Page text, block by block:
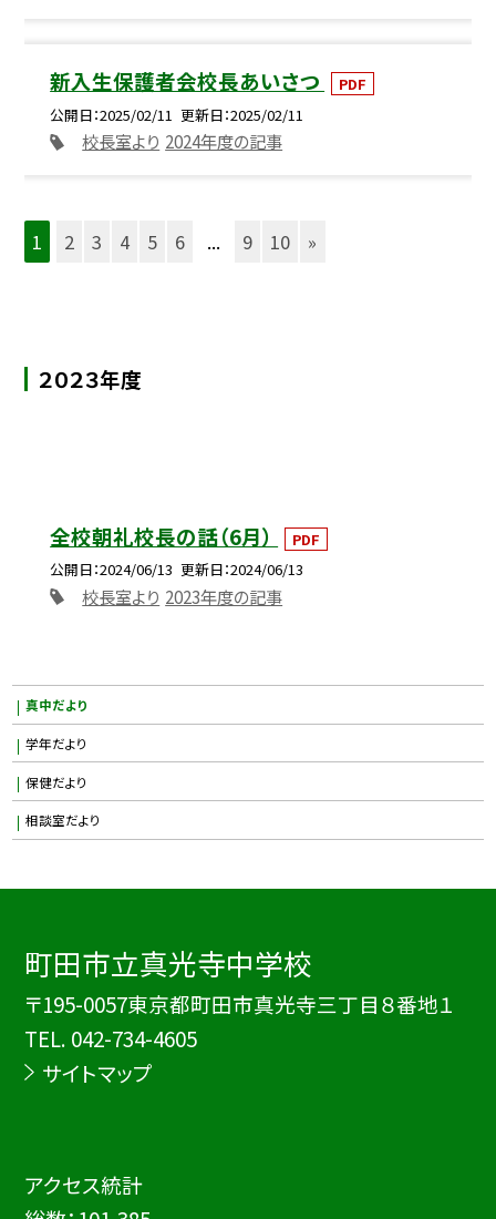
新入生保護者会校長あいさつ
PDF
公開日 2025/02/11 更新日 2025/02/11
校長室より 2024年度の記事
1 2 3 4 5 6 ... 9 10 »
２０２３年度
全校朝礼校長の話（6月）
PDF
公開日 2024/06/13 更新日 2024/06/13
校長室より 2023年度の記事
真中だより
学年だより
保健だより
相談室だより
町田市立真光寺中学校
〒195-0057東京都町田市真光寺三丁目８番地１
TEL. 042-734-4605
サイトマップ
アクセス統計